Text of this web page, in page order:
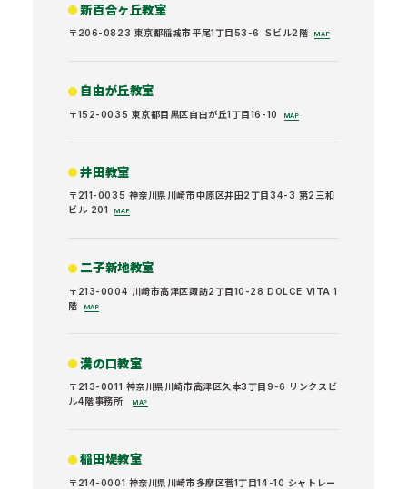
新百合ヶ丘教室
〒206-0823 東京都稲城市平尾1丁目53-6 Ｓビル2階 MAP
自由が丘教室
〒152-0035 東京都目黒区自由が丘1丁目16-10 MAP
井田教室
〒211-0035 神奈川県川崎市中原区井田2丁目34-3 第2三和
ビル 201
MAP
二子新地教室
〒213-0004 川崎市高津区諏訪2丁目10-28 DOLCE VITA 1
階
MAP
溝の口教室
〒213-0011 神奈川県川崎市高津区久本3丁目9-6 リンクスビ
ル4階事務所
MAP
稲田堤教室
〒214-0001 神奈川県川崎市多摩区菅1丁目14-10 シャトレー